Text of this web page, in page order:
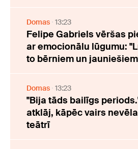
Domas 13:23
Felipe Gabriels vēršas
ar emocionālu lūgumu:
to bērniem un
Domas 13:23
"Bija tāds bailīgs
atklāj, kāpēc vairs
teātrī